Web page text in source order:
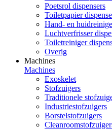
Poetsrol dispensers
Toiletpapier
Hand- en
Luchtverfrisser
Toiletreiniger
Overig
Machines
Machines
Exoskelet
Stofzuigers
Traditionele
Industriestofzuigers
Borstelstofzuigers